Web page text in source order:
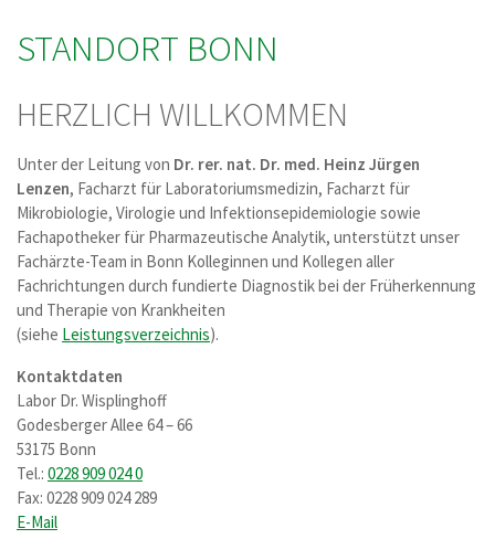
STANDORT BONN
HERZLICH WILLKOMMEN
Unter der Leitung von Dr. rer. nat. Dr. med. Heinz Jürgen
Lenzen, Facharzt für Laboratoriumsmedizin, Facharzt für
Mikrobiologie, Virologie und Infektionsepidemiologie sowie
Fachapotheker für Pharmazeutische Analytik, unterstützt unser
Fachärzte-Team in Bonn Kolleginnen und Kollegen aller
Fachrichtungen durch fundierte Diagnostik bei der Früherkennung
und Therapie von Krankheiten
(siehe Leistungsverzeichnis).
Kontaktdaten
Labor Dr. Wisplinghoff
Godesberger Allee 64 – 66
53175 Bonn
Tel.: 0228 909 024 0
Fax: 0228 909 024 289
E-Mail